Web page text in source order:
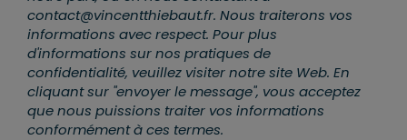
contact@vincentthiebaut.fr. Nous traiterons vos
informations avec respect. Pour plus
d'informations sur nos pratiques de
confidentialité, veuillez visiter notre site Web. En
cliquant sur "envoyer le message", vous acceptez
que nous puissions traiter vos informations
conformément à ces termes.